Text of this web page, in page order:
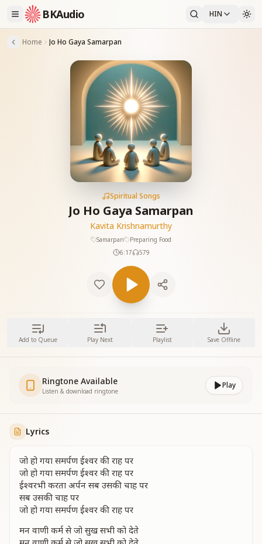
BKAudio HIN
Home Jo Ho Gaya Samarpan
Spiritual Songs
Jo Ho Gaya Samarpan
Kavita Krishnamurthy
Samarpan
Preparing Food
6:17
579
Add to Queue Play Next Playlist Save Offline
Ringtone Available
Listen & download ringtone
Play
Lyrics
जो हो गया समर्पण ईश्वर की राह पर
जो हो गया समर्पण ईश्वर की राह पर
ईश्वरभी करता अर्पन सब उसकी चाह पर
सब उसकी चाह पर
जो हो गया समर्पण ईश्वर की राह पर
मन वाणी कर्म से जो सुख सभी को देते